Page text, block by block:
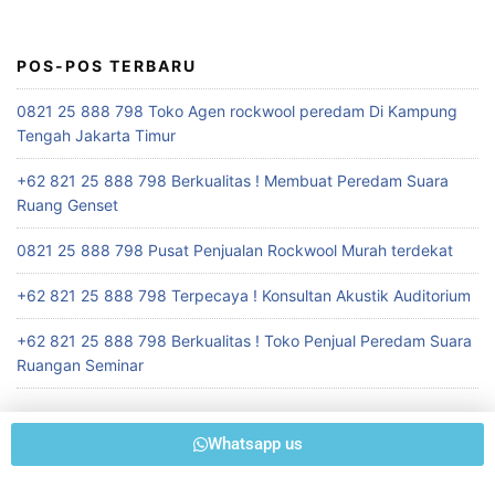
POS-POS TERBARU
0821 25 888 798 Toko Agen rockwool peredam Di Kampung
Tengah Jakarta Timur
+62 821 25 888 798 Berkualitas ! Membuat Peredam Suara
Ruang Genset
0821 25 888 798 Pusat Penjualan Rockwool Murah terdekat
+62 821 25 888 798 Terpecaya ! Konsultan Akustik Auditorium
+62 821 25 888 798 Berkualitas ! Toko Penjual Peredam Suara
Ruangan Seminar
Whatsapp us